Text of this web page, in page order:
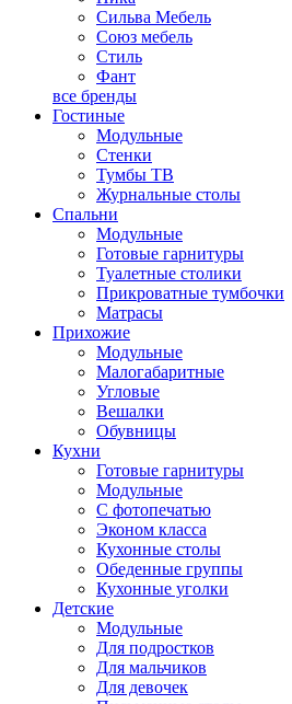
Сильва Мебель
Союз мебель
Стиль
Фант
все бренды
Гостиные
Модульные
Стенки
Тумбы ТВ
Журнальные столы
Спальни
Модульные
Готовые гарнитуры
Туалетные столики
Прикроватные тумбочки
Матрасы
Прихожие
Модульные
Малогабаритные
Угловые
Вешалки
Обувницы
Кухни
Готовые гарнитуры
Модульные
С фотопечатью
Эконом класса
Кухонные столы
Обеденные группы
Кухонные уголки
Детские
Модульные
Для подростков
Для мальчиков
Для девочек